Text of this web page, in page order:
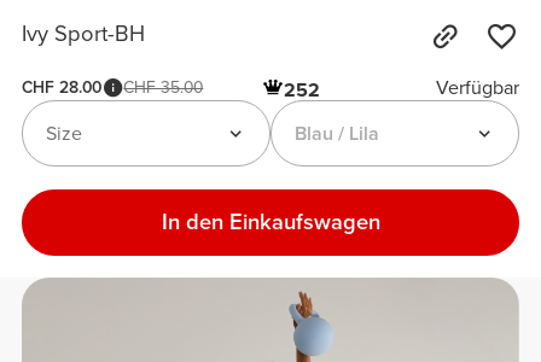
Ivy Sport-BH
CHF 28.00 CHF 35.00 252
Verfügbar
Blau / Lila
Size
In den Einkaufswagen